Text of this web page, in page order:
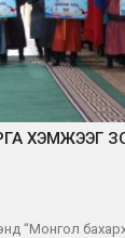
ХЭМЖЭЭГ
“Монгол